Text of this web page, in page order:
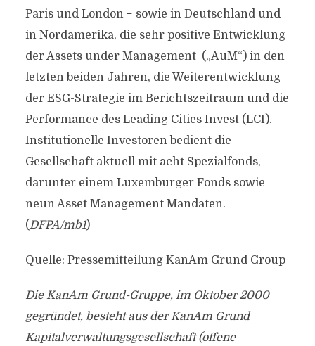
Paris und London − sowie in Deutschland und
in Nordamerika, die sehr positive Entwicklung
der Assets under Management („AuM“) in den
letzten beiden Jahren, die Weiterentwicklung
der ESG-Strategie im Berichtszeitraum und die
Performance des Leading Cities Invest (LCI).
Institutionelle Investoren bedient die
Gesellschaft aktuell mit acht Spezialfonds,
darunter einem Luxemburger Fonds sowie
neun Asset Management Mandaten.
(DFPA/mb1)
Quelle: Pressemitteilung KanAm Grund Group
Die KanAm Grund-Gruppe, im Oktober 2000
gegründet, besteht aus der KanAm Grund
Kapitalverwaltungsgesellschaft (offene